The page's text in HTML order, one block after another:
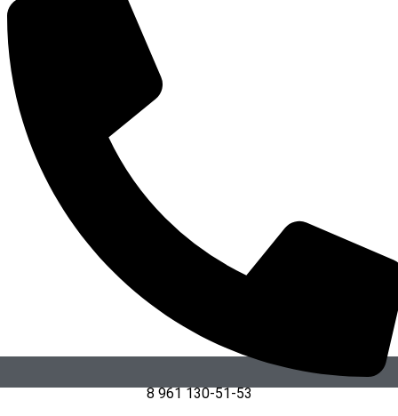
8 961 130-51-53